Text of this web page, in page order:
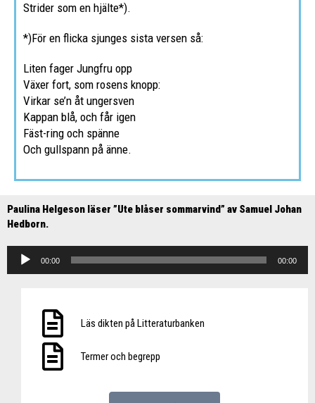
Strider som en hjälte*).
*)För en flicka sjunges sista versen så:
Liten fager Jungfru opp
Växer fort, som rosens knopp:
Virkar se’n åt ungersven
Kappan blå, och får igen
Fäst-ring och spänne
Och gullspann på änne.
Paulina Helgeson läser ”Ute blåser sommarvind” av Samuel Johan
Hedborn.
00:00 00:00
Läs dikten på Litteraturbanken
Termer och begrepp